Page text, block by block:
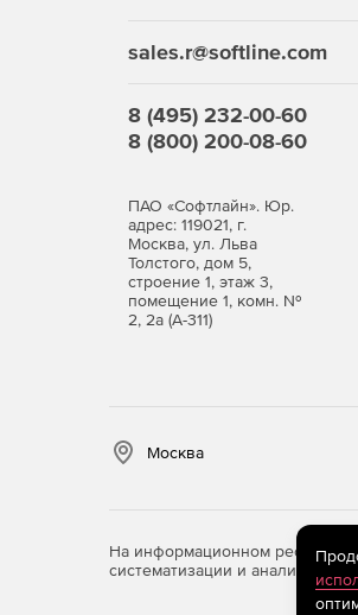
sales.r@softline.com
8 (495) 232-00-60
8 (800) 200-08-60
ПАО «Софтлайн». Юр.
адрес: 119021, г.
Москва, ул. Льва
Толстого, дом 5,
строение 1, этаж 3,
помещение 1, комн. №
2, 2а (А-311)
Москва
На информационном ресурсе
систематизации и анализа